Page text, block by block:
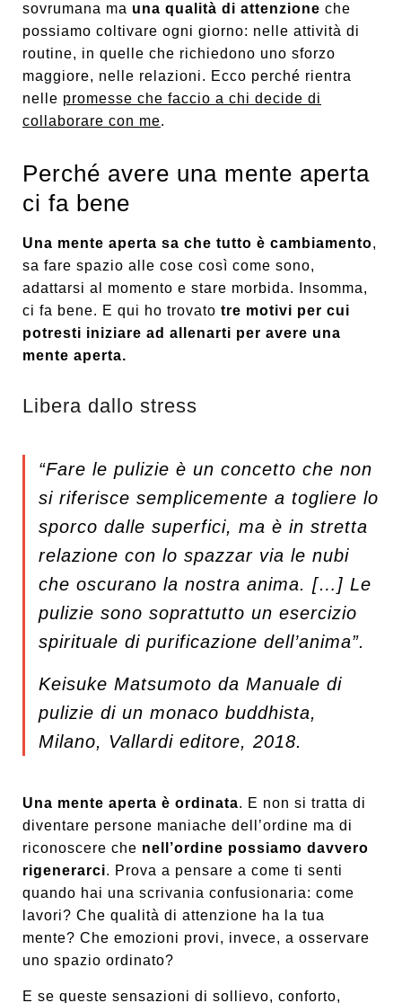
sovrumana ma una qualità di attenzione che
possiamo coltivare ogni giorno: nelle attività di
routine, in quelle che richiedono uno sforzo
maggiore, nelle relazioni. Ecco perché rientra
nelle promesse che faccio a chi decide di
collaborare con me.
Perché avere una mente aperta
ci fa bene
Una mente aperta sa che tutto è cambiamento,
sa fare spazio alle cose così come sono,
adattarsi al momento e stare morbida. Insomma,
ci fa bene. E qui ho trovato tre motivi per cui
potresti iniziare ad allenarti per avere una
mente aperta.
Libera dallo stress
“Fare le pulizie è un concetto che non
si riferisce semplicemente a togliere lo
sporco dalle superfici, ma è in stretta
relazione con lo spazzar via le nubi
che oscurano la nostra anima. […] Le
pulizie sono soprattutto un esercizio
spirituale di purificazione dell’anima”.
Keisuke Matsumoto da Manuale di
pulizie di un monaco buddhista,
Milano, Vallardi editore, 2018.
Una mente aperta è ordinata. E non si tratta di
diventare persone maniache dell’ordine ma di
riconoscere che nell’ordine possiamo davvero
rigenerarci. Prova a pensare a come ti senti
quando hai una scrivania confusionaria: come
lavori? Che qualità di attenzione ha la tua
mente? Che emozioni provi, invece, a osservare
uno spazio ordinato?
E se queste sensazioni di sollievo, conforto,